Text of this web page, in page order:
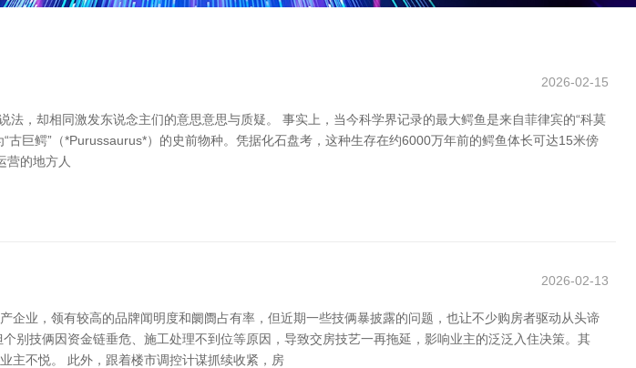
2026-02-15
，却相同激发东说念主们的意思意思与质疑。 事实上，当今科学界记录的最大鳄鱼是来自菲律宾的“科莫
巨鳄”（*Purussaurus*）的史前物种。凭据化石盘考，这种生存在约6000万年前的鳄鱼体长可达15米傍
的地方人
2026-02-13
业，领有较高的品牌闻明度和阛阓占有率，但近期一些技俩暴披露的问题，也让不少购房者驱动从头谛
技俩因资金链垂危、施工处理不到位等原因，导致交房技艺一再拖延，影响业主的泛泛入住决策。其
主不悦。 此外，跟着楼市调控计谋抓续收紧，房